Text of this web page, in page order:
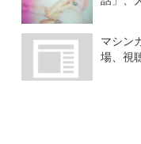
マシン
場、視